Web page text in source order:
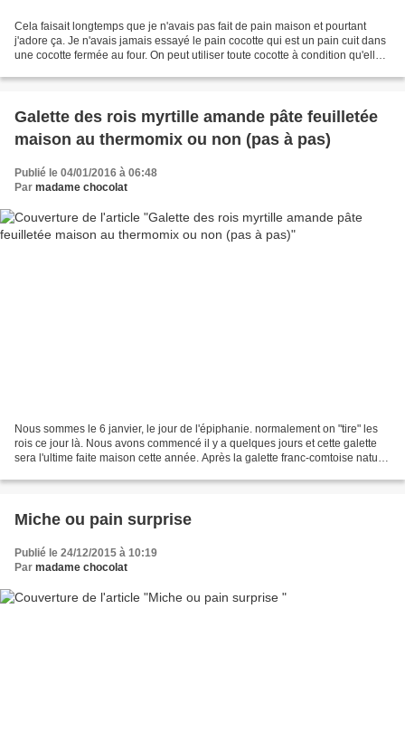
Cela faisait longtemps que je n'avais pas fait de pain maison et pourtant
j'adore ça. Je n'avais jamais essayé le pain cocotte qui est un pain cuit dans
une cocotte fermée au four. On peut utiliser toute cocotte à condition qu'elle
Galette des rois myrtille amande pâte feuilletée
maison au thermomix ou non (pas à pas)
Publié le 04/01/2016 à 06:48
Par madame chocolat
Nous sommes le 6 janvier, le jour de l'épiphanie. normalement on "tire" les
rois ce jour là. Nous avons commencé il y a quelques jours et cette galette
sera l'ultime faite maison cette année. Après la galette franc-comtoise nature
Miche ou pain surprise
Publié le 24/12/2015 à 10:19
Par madame chocolat